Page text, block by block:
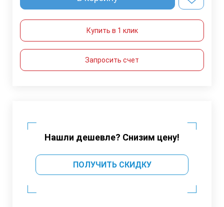
Купить в 1 клик
Запросить счет
Нашли дешевле? Снизим цену!
ПОЛУЧИТЬ СКИДКУ